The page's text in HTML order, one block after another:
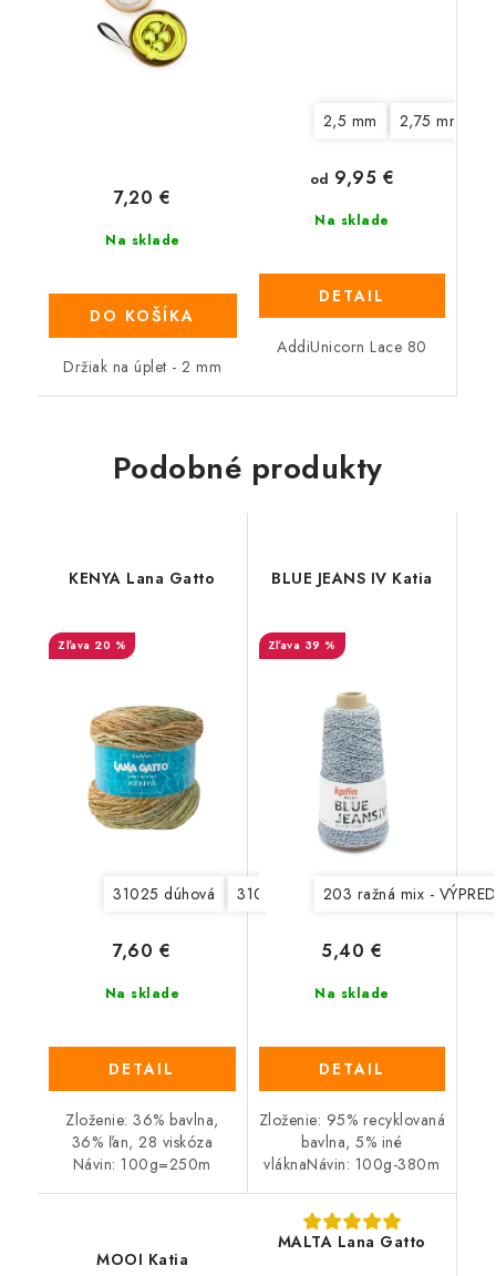
Na sklade
7,20 €
DO KOŠÍKA
Držiak na úplet - 2 mm
2,5 mm 2,75 mm
Na sklade
od 9,95 €
DETAIL
AddiUnicorn Lace 80
Podobné produkty
KENYA Lana Gatto
20 %
31025 dúhová 31027 béžová-modrá
Na sklade
7,60 €
DETAIL
Zloženie: 36% bavlna,
36% ľan, 28 viskóza
Návin: 100g=250m
BLUE JEANS IV Katia
39 %
203 ražná mix -
Na sklade
5,40 €
DETAIL
Zloženie: 95% recyklovaná
bavlna, 5% iné
vláknaNávin: 100g-380m
MOOI Katia
MALTA Lana Gatto